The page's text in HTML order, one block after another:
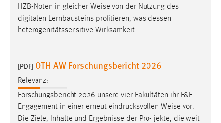
HZB-Noten in gleicher Weise von der Nutzung des
digitalen Lernbausteins profitieren, was dessen
heterogenitätssensitive Wirksamkeit
[PDF] OTH AW Forschungsbericht 2026
Relevanz:
Forschungsbericht 2026 unsere vier Fakultäten ihr F&E-
Engagement in einer erneut eindrucksvollen Weise vor.
Die Ziele, Inhalte und Ergebnisse der Pro- jekte, die weit
Cookie Laufzeit:
Max. 13 Monate
MARKETING
Marketing Cookies werden von Drittanbietern
verwendet, um personalisierte Werbung anzuzeigen.
Sie tun dies, indem sie Besucher über Websites
hinweg verfolgen.